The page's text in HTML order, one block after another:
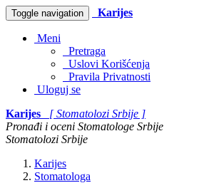
Toggle navigation Karijes
Meni
Pretraga
Uslovi Korišćenja
Pravila Privatnosti
Uloguj se
Karijes
[ Stomatolozi Srbije ]
Pronađi i oceni Stomatologe Srbije
Stomatolozi Srbije
Karijes
Stomatologa